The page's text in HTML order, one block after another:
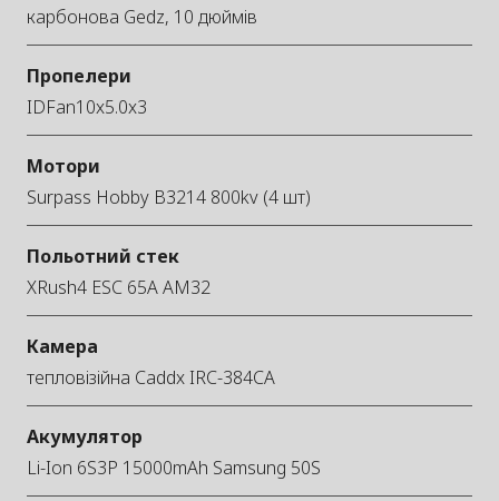
карбонова Gedz, 10 дюймів
Пропелери
IDFan10x5.0x3
Мотори
Surpass Hobby B3214 800kv (4 шт)
Польотний стек
XRush4 ESC 65A AM32
Камера
тепловізійна Caddx IRC-384CA
Акумулятор
Li-Ion 6S3P 15000mAh Samsung 50S